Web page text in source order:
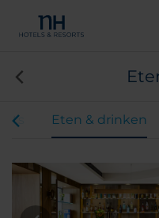
Eten & drinken